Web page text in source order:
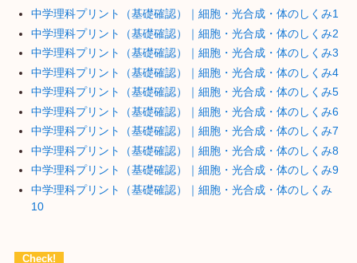
中学理科プリント（基礎確認）｜細胞・光合成・体のしくみ1
中学理科プリント（基礎確認）｜細胞・光合成・体のしくみ2
中学理科プリント（基礎確認）｜細胞・光合成・体のしくみ3
中学理科プリント（基礎確認）｜細胞・光合成・体のしくみ4
中学理科プリント（基礎確認）｜細胞・光合成・体のしくみ5
中学理科プリント（基礎確認）｜細胞・光合成・体のしくみ6
中学理科プリント（基礎確認）｜細胞・光合成・体のしくみ7
中学理科プリント（基礎確認）｜細胞・光合成・体のしくみ8
中学理科プリント（基礎確認）｜細胞・光合成・体のしくみ9
中学理科プリント（基礎確認）｜細胞・光合成・体のしくみ
10